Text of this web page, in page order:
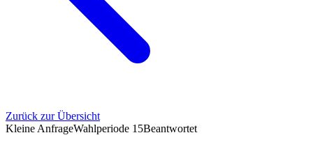
Zurück zur Übersicht
Kleine AnfrageWahlperiode 15Beantwortet